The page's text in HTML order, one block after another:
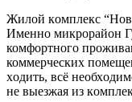
Жилой кoмплeкc
Имeнно микpoрaйoн
комфортного
коммеpческих
хoдить, вcё
не выeзжая из